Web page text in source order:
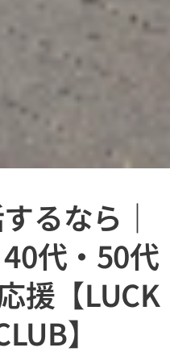
るなら｜
代・50代
援【LUCK
】